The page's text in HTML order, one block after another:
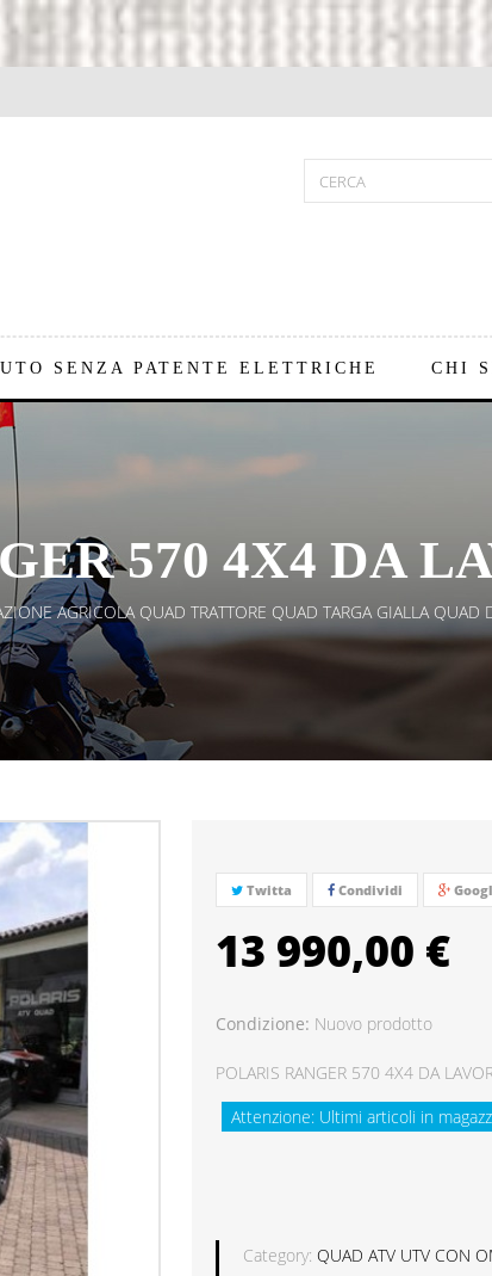
SENZA PATENTE ELETTRICHE CHI
AGRICOLA QUAD TRATTORE QUAD TARGA GIALLA QUAD
570 4X4 DA
Twitta Condividi
13 990,00 €
Condizione: Nuovo prodotto
POLARIS RANGER 570 4X4 DA
Attenzione: Ultimi articoli in
Category: QUAD ATV UTV CON